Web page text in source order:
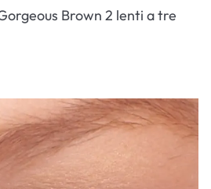
Brown 2 lenti a tre